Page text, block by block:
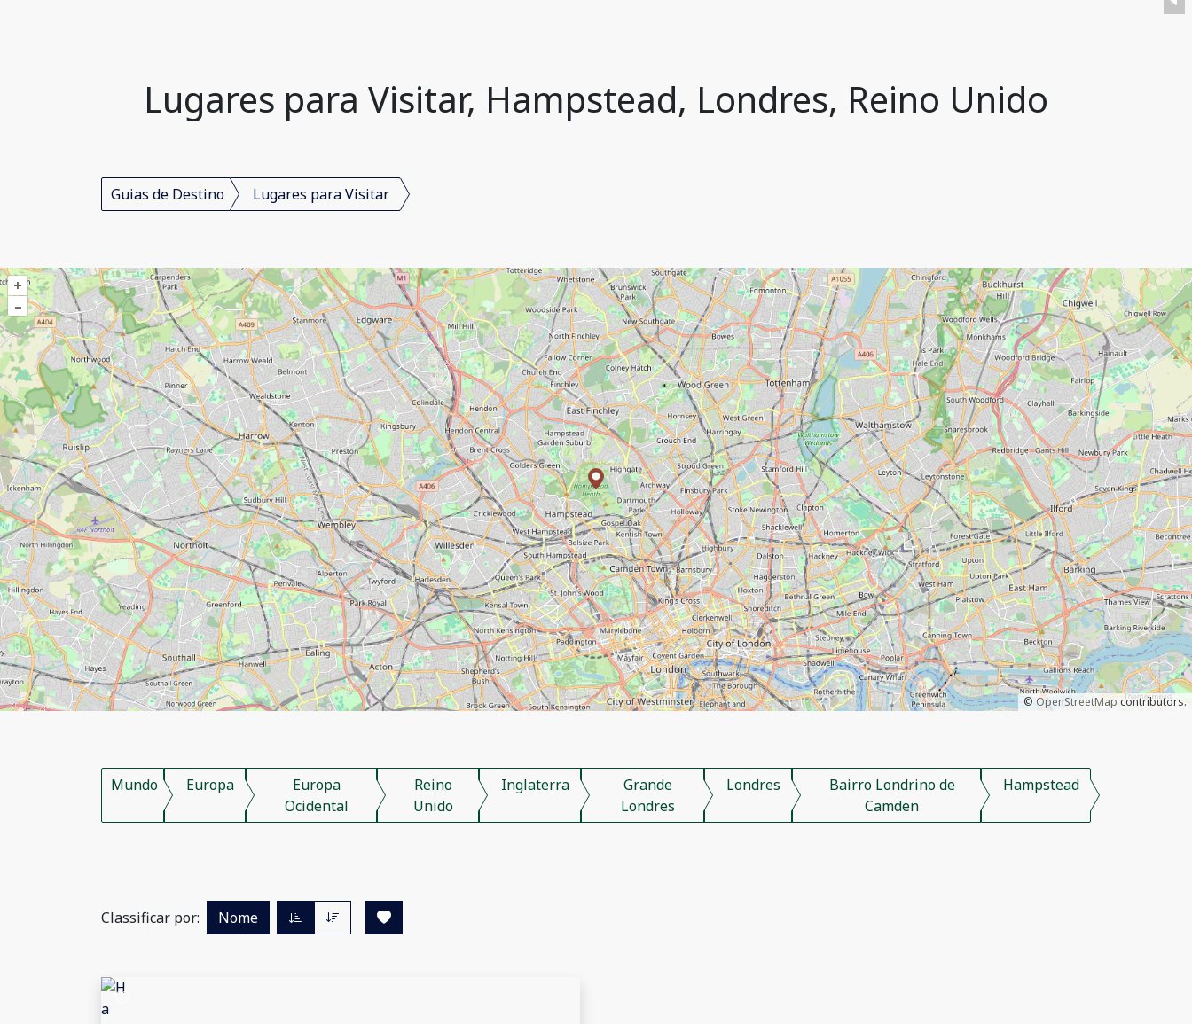
Lugares para Visitar, Hampstead, Londres, Reino Unido
Guias de Destino Lugares para Visitar
+
–
©OpenStreetMap contributors.
Mundo Europa
Europa
Ocidental
Reino
Unido
Inglaterra
Grande
Londres
Londres
Bairro Londrino de
Camden
Hampstead
Classificar por: Nome